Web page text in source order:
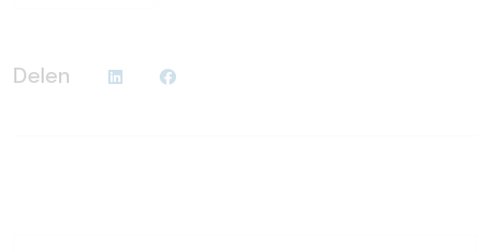
Delen